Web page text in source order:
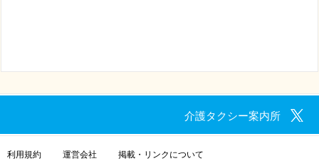
介護タクシー案内所
利用規約 運営会社 掲載・リンクについて